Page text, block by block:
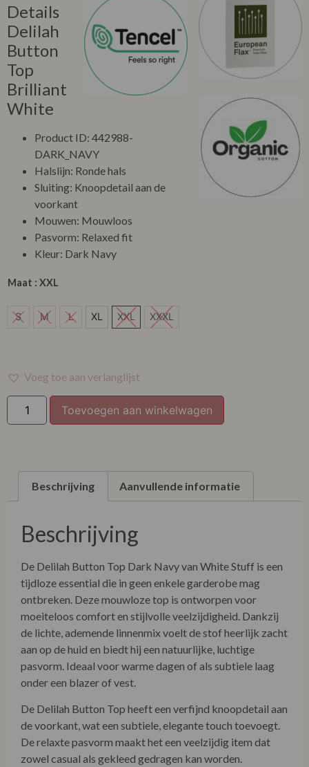
Details
Delilah
Button
Top
Brilliant
White
Product ID: 442988-
DARK_NAVY
Halslijn: Ronde hals
Sluiting: Knoopdetail aan de
voorkant
Mouwen: Mouwloos
Pasvorm: Relaxed fit
Kleur: Dark Navy
Maat : XXL
XL
S M L XL XXL XXXL
Voeg toe aan verlanglijst
Toevoegen aan winkelwagen
Beschrijving Aanvullende informatie
Beschrijving
De Delilah Button Top Dark Navy van White Stuff is een
tijdloze essential die in geen enkele garderobe mag
ontbreken. Deze mouwloze top is ontworpen voor
moeiteloos comfort en stijlvolle veelzijdigheid. Dankzij
de lichte, ademende linnenmix voelt de stof heerlijk zacht
aan op de huid en biedt hij een natuurlijke, luchtige
pasvorm. Ideaal voor warme dagen of als subtiele laag
onder een blazer of vest.
De Delilah Button Top heeft een verfijnd knoopdetail aan
de voorkant, wat een subtiele, elegante touch toevoegt.
De relaxte pasvorm maakt het een veelzijdig item dat
zowel casual als gekleed gedragen kan worden.